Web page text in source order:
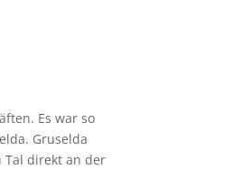
Es war so
Gruselda
Tal direkt an der